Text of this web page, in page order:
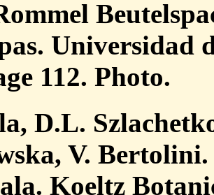
Universidad
112. Photo.
D.L.
V. Bertolini.
Koeltz